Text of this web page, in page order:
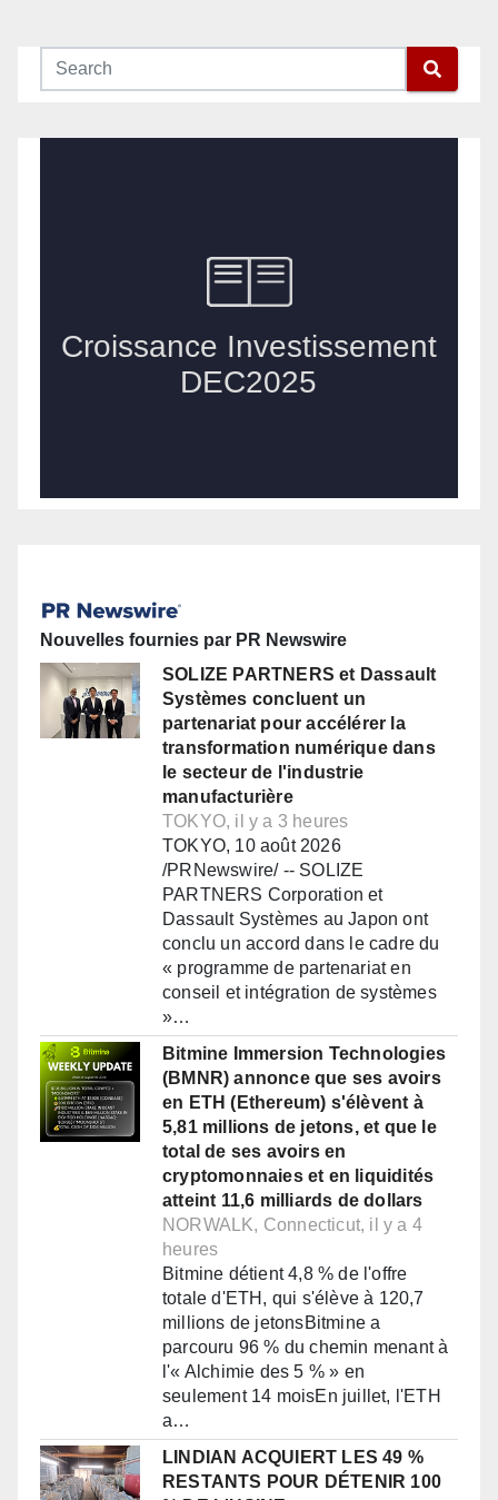
Nouvelles fournies par PR Newswire
SOLIZE PARTNERS et Dassault
Systèmes concluent un
partenariat pour accélérer la
transformation numérique dans
le secteur de l'industrie
manufacturière
TOKYO, il y a 3 heures
TOKYO, 10 août 2026
/PRNewswire/ -- SOLIZE
PARTNERS Corporation et
Dassault Systèmes au Japon ont
conclu un accord dans le cadre du
« programme de partenariat en
conseil et intégration de systèmes
»…
Bitmine Immersion Technologies
(BMNR) annonce que ses avoirs
en ETH (Ethereum) s'élèvent à
5,81 millions de jetons, et que le
total de ses avoirs en
cryptomonnaies et en liquidités
atteint 11,6 milliards de dollars
NORWALK, Connecticut, il y a 4
heures
Bitmine détient 4,8 % de l'offre
totale d'ETH, qui s'élève à 120,7
millions de jetonsBitmine a
parcouru 96 % du chemin menant à
l'« Alchimie des 5 % » en
seulement 14 moisEn juillet, l'ETH
a…
LINDIAN ACQUIERT LES 49 %
RESTANTS POUR DÉTENIR 100